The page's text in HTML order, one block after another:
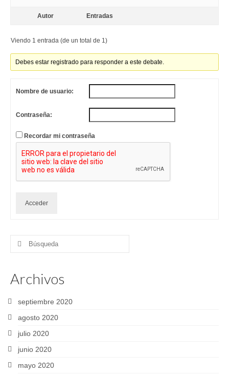
Autor Entradas
Viendo 1 entrada (de un total de 1)
Debes estar registrado para responder a este debate.
Nombre de usuario:
Contraseña:
Recordar mi contraseña
Acceder
Buscar
Archivos
septiembre 2020
agosto 2020
julio 2020
junio 2020
mayo 2020